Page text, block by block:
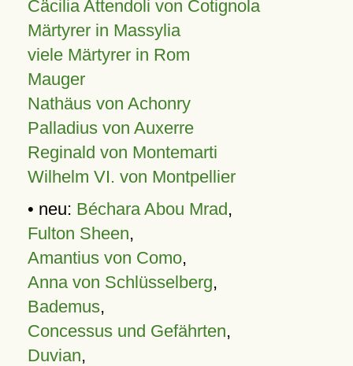
Cäcilia Attendoli von Cotignola
Märtyrer in Massylia
viele Märtyrer in Rom
Mauger
Nathäus von Achonry
Palladius von Auxerre
Reginald von Montemarti
Wilhelm VI. von Montpellier
• neu: Béchara Abou Mrad,
Fulton Sheen,
Amantius von Como,
Anna von Schlüsselberg,
Bademus,
Concessus und Gefährten,
Duvian,